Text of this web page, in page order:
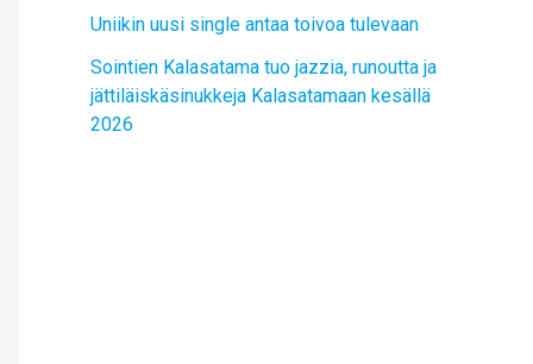
Uniikin uusi single antaa toivoa tulevaan
Sointien Kalasatama tuo jazzia, runoutta ja
jättiläiskäsinukkeja Kalasatamaan kesällä
2026